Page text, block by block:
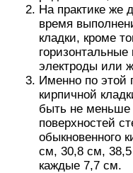
На практике же
время
кладки, кроме
электроды или
Именно по этой
кирпичной
быть не меньше
поверхностей
обыкновенного
см, 30,8 см,
каждые 7,7 см.